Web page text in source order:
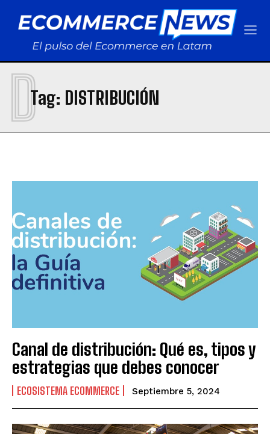
Tag: DISTRIBUCIÓN
D
Canal de distribución: Qué es, tipos y
estrategias que debes conocer
ECOSISTEMA ECOMMERCE Septiembre 5, 2024